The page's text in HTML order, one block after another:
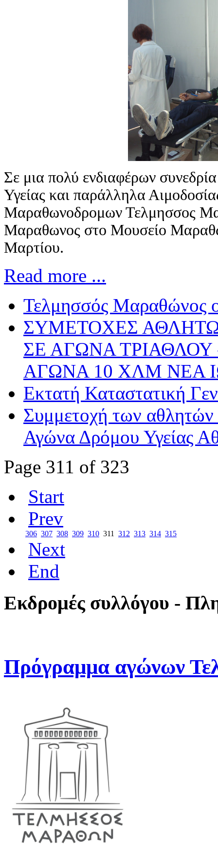
Σε μια πολύ ενδιαφέρων
Υγείας και παράλληλα
Μαραθωνοδρομων Τελμησσος
Μαραθωνος στο Μουσείο
Μαρτίου.
Read more ...
Τελμησσός Μαραθώνος
ΣΥΜΕΤΟΧΕΣ
ΣΕ ΑΓΩΝΑ
ΑΓΩΝΑ 10 ΧΛΜ ΝΕΑ
Εκτατή Καταστατική
Συμμετοχή των
Αγώνα Δρόμου Υγείας
Page 311 of 323
Start
Prev
306 307 308 309 310 311 312 313 314 315
Next
End
Εκδρομές συλλόγου -
Πρόγραμμα αγώνων